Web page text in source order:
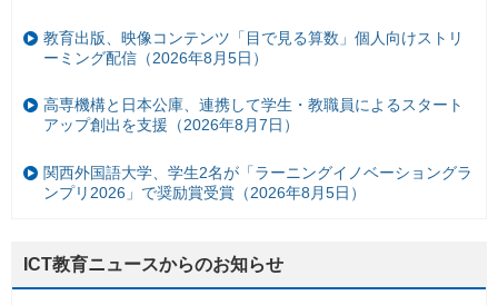
教育出版、映像コンテンツ「目で見る算数」個人向けストリ
ーミング配信（2026年8月5日）
高専機構と日本公庫、連携して学生・教職員によるスタート
アップ創出を支援（2026年8月7日）
関西外国語大学、学生2名が「ラーニングイノベーショングラ
ンプリ2026」で奨励賞受賞（2026年8月5日）
ICT教育ニュースからのお知らせ